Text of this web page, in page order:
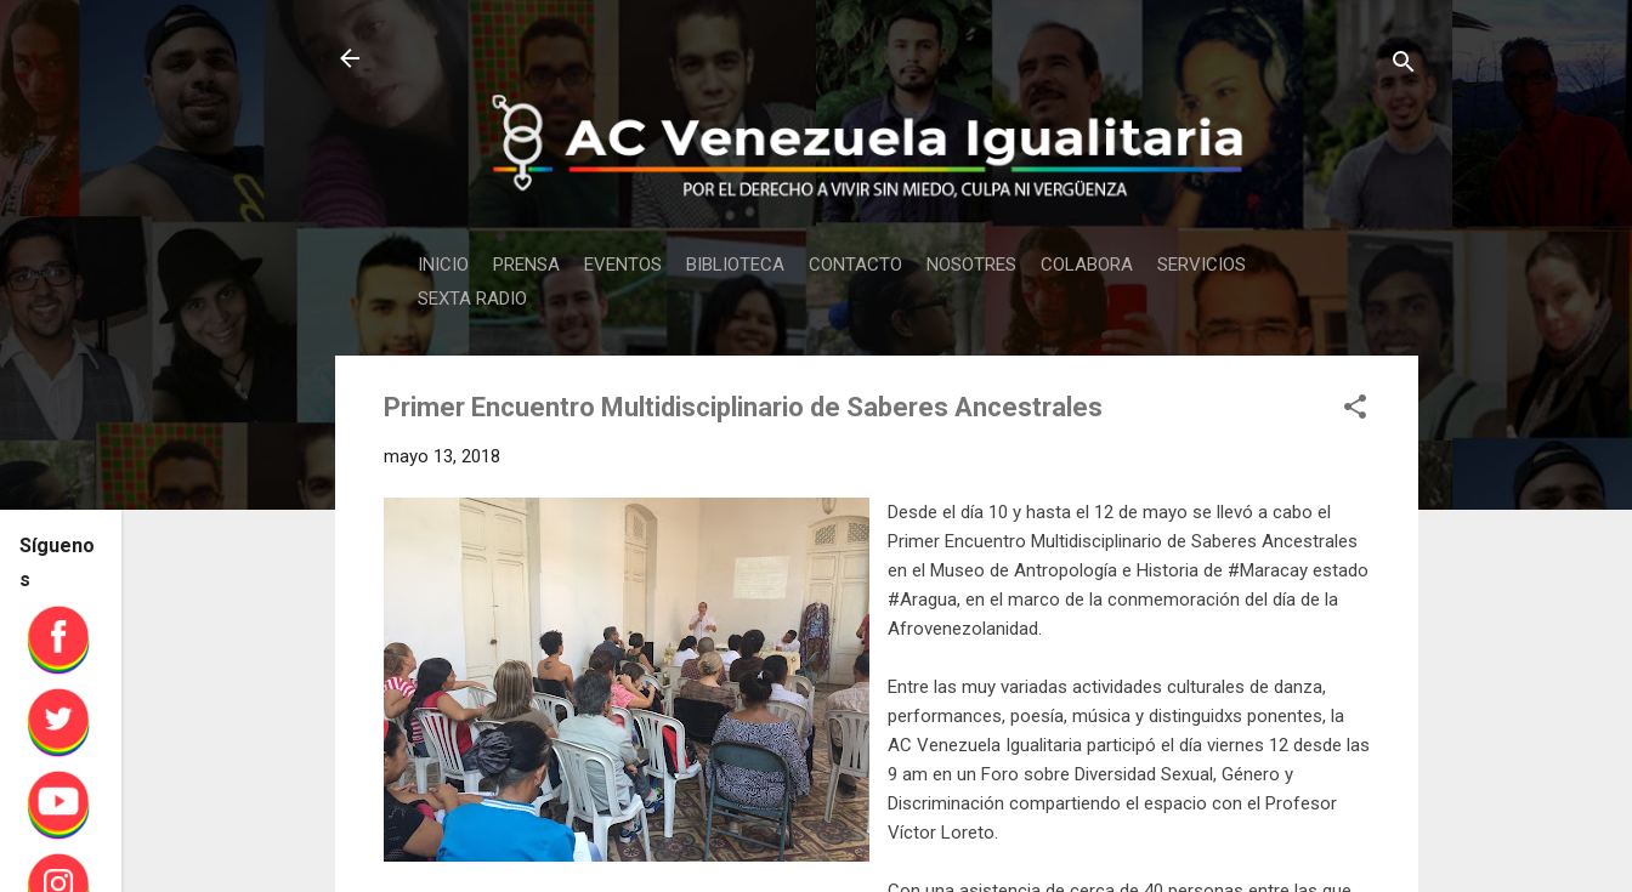
Ir al contenido principal
INICIO PRENSA EVENTOS BIBLIOTECA CONTACTO NOSOTRES COLABORA
SERVICIOS
SEXTA RADIO
Primer Encuentro Multidisciplinario de Saberes Ancestrales
mayo 13, 2018
Desde el día 10 y hasta el 12 de mayo se llevó a cabo el
Primer Encuentro Multidisciplinario de Saberes Ancestrales
en el Museo de Antropología e Historia de #Maracay estado
#Aragua, en el marco de la conmemoración del día de la
Afrovenezolanidad.
Entre las muy variadas actividades culturales de danza,
performances, poesía, música y distinguidxs ponentes, la
AC Venezuela Igualitaria participó el día viernes 12 desde las
9 am en un Foro sobre Diversidad Sexual, Género y
Discriminación compartiendo el espacio con el Profesor
Víctor Loreto.
Sígueno
s